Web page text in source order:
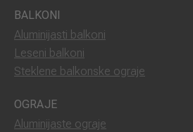
BALKONI
Aluminijasti balkoni
Leseni balkoni
Steklene balkonske ograje
OGRAJE
Aluminijaste ograje